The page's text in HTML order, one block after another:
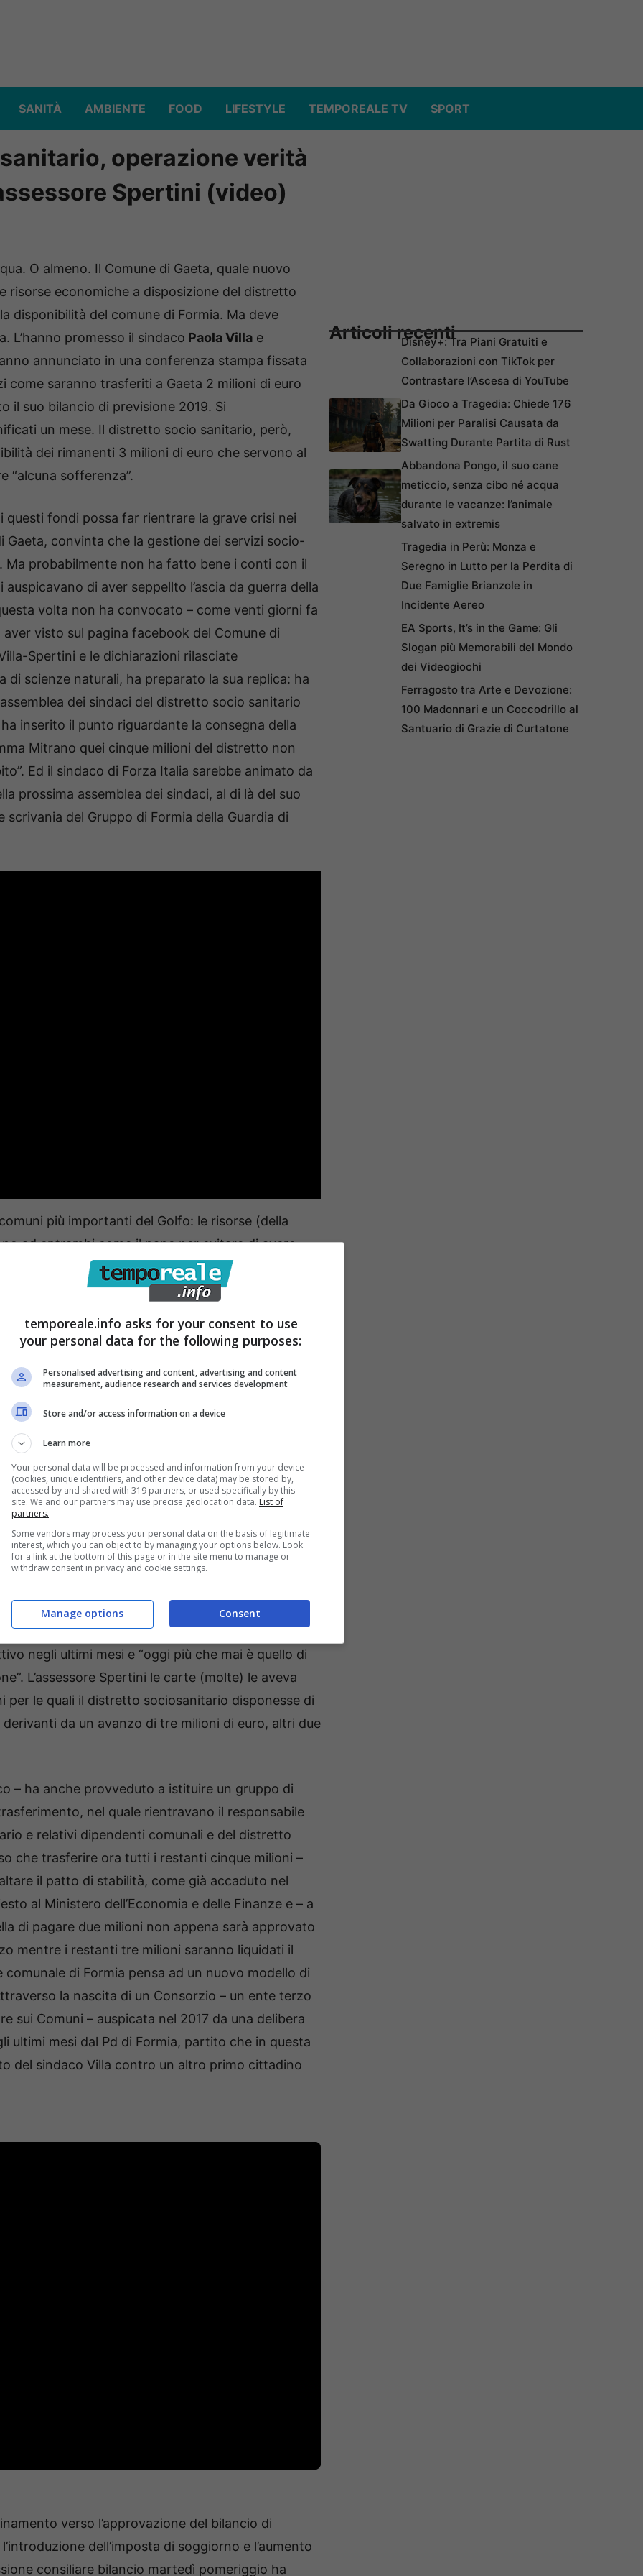
SANITÀ AMBIENTE FOOD LIFESTYLE TEMPOREALE TV SPORT
operazione verità
Spertini (video)
O almeno. Il Comune di Gaeta, quale nuovo
risorse economiche a disposizione del distretto
disponibilità del comune di Formia. Ma deve
L’hanno promesso il sindaco Paola Villa e
annunciato in una conferenza stampa fissata
come saranno trasferiti a Gaeta 2 milioni di euro
il suo bilancio di previsione 2019. Si
un mese. Il distretto socio sanitario, però,
dei rimanenti 3 milioni di euro che servono al
“alcuna sofferenza”.
questi fondi possa far rientrare la grave crisi nei
convinta che la gestione dei servizi socio-
probabilmente non ha fatto bene i conti con il
di aver seppellto l’ascia da guerra della
volta non ha convocato – come venti giorni fa
visto sul pagina facebook del Comune di
Spertini e le dichiarazioni rilasciate
di scienze naturali, ha preparato la sua replica: ha
dei sindaci del distretto socio sanitario
inserito il punto riguardante la consegna della
Mitrano quei cinque milioni del distretto non
Ed il sindaco di Forza Italia sarebbe animato da
prossima assemblea dei sindaci, al di là del suo
del Gruppo di Formia della Guardia di
più importanti del Golfo: le risorse (della
ad entrambi come il pane per evitare di avere
ammesso parlando di una possibile situazione
no ma della situazione economico
il capogruppo del Pd al consiglio comunale di
l’ha detto in tutte le salse – il denaro per finanziare
comuni dell’Usl Lt/6 servono per ovviare alle
dal Comune di Gaeta.
è imbarazzante per entrambe le
comunali anche se nella conferenza stampa il
Villa ha indossato la casacca dell’attaccante. Ha
l’assessore Spertini l’intera cronistoria della
del distretto socio sanitario del sud
quando Formia venne indicato quale comune
dello scorso anno giorno in cui questo
Forza Italia-Pd dei sindaci di Gaeta e
e Gerardo Stefanelli, è stato trasferito al
Il sindaco Villa lo ribadisce in un’intervista al
negli ultimi mesi e “oggi più che mai è quello di
L’assessore Spertini le carte (molte) le aveva
per le quali il distretto sociosanitario disponesse di
da un avanzo di tre milioni di euro, altri due
– ha anche provveduto a istituire un gruppo di
nel quale rientravano il responsabile
e relativi dipendenti comunali e del distretto
che trasferire ora tutti i restanti cinque milioni –
il patto di stabilità, come già accaduto nel
al Ministero dell’Economia e delle Finanze e – a
di pagare due milioni non appena sarà approvato
mentre i restanti tre milioni saranno liquidati il
di Formia pensa ad un nuovo modello di
la nascita di un Consorzio – un ente terzo
sui Comuni – auspicata nel 2017 da una delibera
ultimi mesi dal Pd di Formia, partito che in questa
del sindaco Villa contro un altro primo cittadino
verso l’approvazione del bilancio di
dell’imposta di soggiorno e l’aumento
consiliare bilancio martedì pomeriggio ha
Articoli recentiDisney+: Tra Piani Gratuiti e
Collaborazioni con TikTok per
Contrastare l’Ascesa di YouTube
Da Gioco a Tragedia: Chiede 176
Milioni per Paralisi Causata da
Swatting Durante Partita di Rust
Abbandona Pongo, il suo cane
meticcio, senza cibo né acqua
durante le vacanze: l’animale
salvato in extremis
Tragedia in Perù: Monza e
Seregno in Lutto per la Perdita di
Due Famiglie Brianzole in
Incidente Aereo
EA Sports, It’s in the Game: Gli
Slogan più Memorabili del Mondo
dei Videogiochi
Ferragosto tra Arte e Devozione:
100 Madonnari e un Coccodrillo al
Santuario di Grazie di Curtatone
temporeale.info asks for your consent to use
your personal data for the following purposes:
Personalised advertising and content, advertising and content
measurement, audience research and services development
Store and/or access information on a device
Learn more
Your personal data will be processed and information from your device
(cookies, unique identifiers, and other device data) may be stored by,
accessed by and shared with 319 partners, or used specifically by this
site. We and our partners may use precise geolocation data. List of
partners.
Some vendors may process your personal data on the basis of legitimate
interest, which you can object to by managing your options below. Look
for a link at the bottom of this page or in the site menu to manage or
withdraw consent in privacy and cookie settings.
Consent
Manage options